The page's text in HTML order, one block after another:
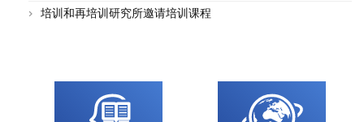
培训和再培训研究所邀请培训课程